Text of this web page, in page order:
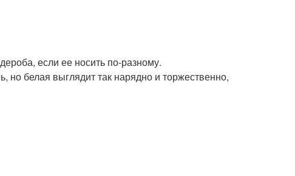
если ее носить по-разному.
белая выглядит так нарядно и торжественно,